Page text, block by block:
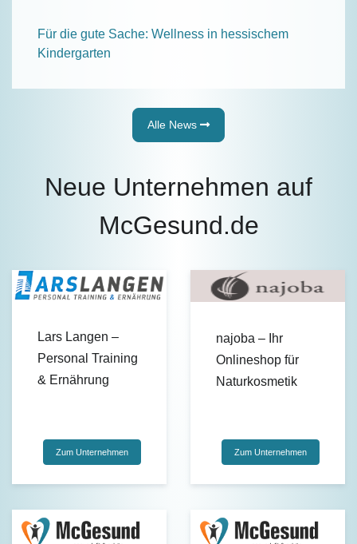
Für die gute Sache: Wellness in hessischem
Kindergarten
Alle News
Neue Unternehmen auf
McGesund.de
Lars Langen –
Personal Training
& Ernährung
Zum Unternehmen
najoba – Ihr
Onlineshop für
Naturkosmetik
Zum Unternehmen